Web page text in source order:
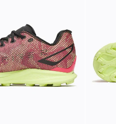
)
・モント